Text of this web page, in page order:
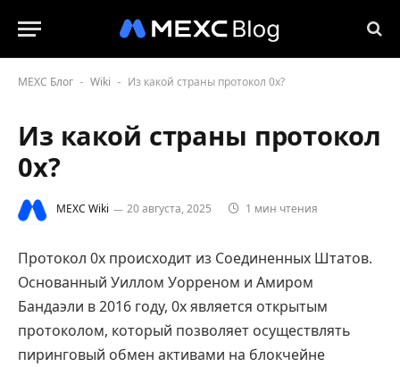
MEXC Блог - Wiki - Из какой страны протокол 0x?
Из какой страны протокол
0x?
MEXC Wiki 20 августа, 2025 1 мин чтения
Протокол 0x происходит из Соединенных Штатов.
Основанный Уиллом Уорреном и Амиром
Бандаэли в 2016 году, 0x является открытым
протоколом, который позволяет осуществлять
пиринговый обмен активами на блокчейне